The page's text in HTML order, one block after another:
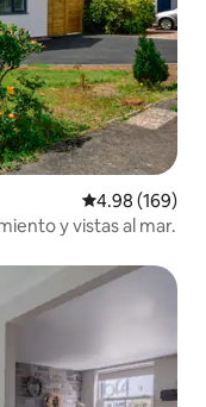
Calificación
4.98 (169)
y vistas al mar.